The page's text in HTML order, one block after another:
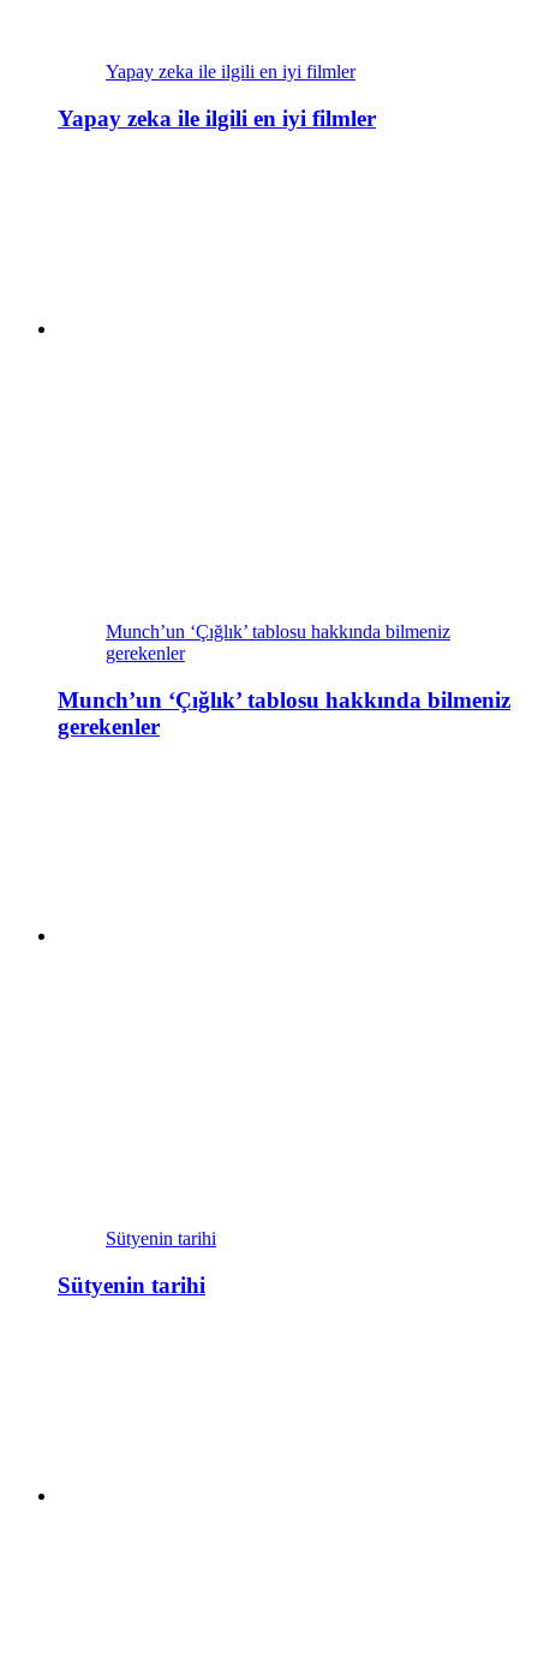
Yapay zeka ile ilgili en iyi filmler
Yapay zeka ile ilgili en iyi filmler
Munch’un ‘Çığlık’ tablosu hakkında bilmeniz
gerekenler
Munch’un ‘Çığlık’ tablosu hakkında bilmeniz
gerekenler
Sütyenin tarihi
Sütyenin tarihi